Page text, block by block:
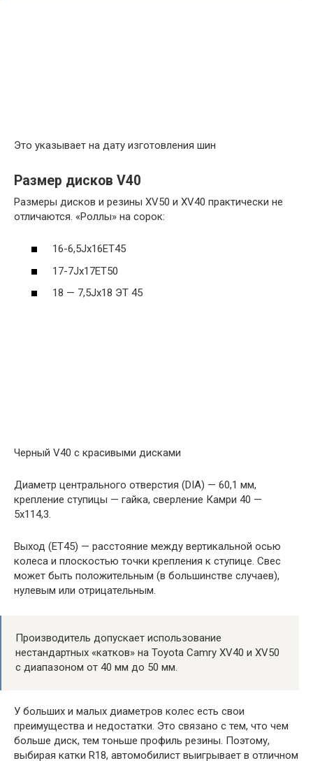
Это указывает на дату изготовления шин
Размер дисков V40
Размеры дисков и резины XV50 и XV40 практически не
отличаются. «Роллы» на сорок:
16-6,5Jx16ET45
17-7Jx17ET50
18 — 7,5Jx18 ЭТ 45
Черный V40 с красивыми дисками
Диаметр центрального отверстия (DIA) — 60,1 мм,
крепление ступицы — гайка, сверление Камри 40 —
5х114,3.
Выход (ET45) — расстояние между вертикальной осью
колеса и плоскостью точки крепления к ступице. Свес
может быть положительным (в большинстве случаев),
нулевым или отрицательным.
Производитель допускает использование
нестандартных «катков» на Toyota Camry XV40 и XV50
с диапазоном от 40 мм до 50 мм.
У больших и малых диаметров колес есть свои
преимущества и недостатки. Это связано с тем, что чем
больше диск, тем тоньше профиль резины. Поэтому,
выбирая катки R18, автомобилист выигрывает в отличном